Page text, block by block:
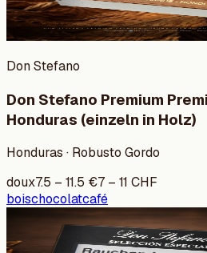
Don Stefano
Don Stefano Premium
Honduras (einzeln in Holz)
Honduras · Robusto Gordo
doux7.5 – 11.5 €7 – 11 CHF
boischocolatcafé